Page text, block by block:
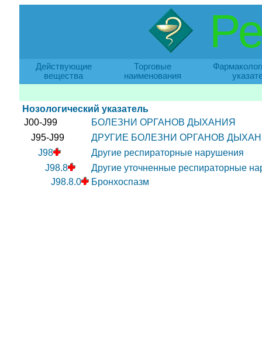
Действующие
вещества
Торговые
наименования
Нозологический указатель
J00-J99
БОЛЕЗНИ ОРГАНОВ ДЫХАНИЯ
J95-J99
ДРУГИЕ БОЛЕЗНИ ОРГАНОВ
J98
Другие респираторные нарушения
J98.8
Другие уточненные респираторные
J98.8.0
Бронхоспазм